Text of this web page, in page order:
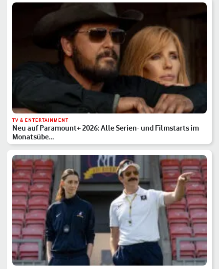
TV & ENTERTAINMENT
Neu auf Paramount+ 2026: Alle Serien- und Filmstarts im
Monatsübe…